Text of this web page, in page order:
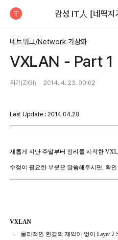
감성 IT人 [네떡지
네트워크/Network 가상화
VXLAN - Part 1
지기(ZIGI) 2014. 4. 23. 00:02
Last Update : 2014.04.28
새롭게 지난 주말부터 정리를 시작한
수정이 필요한 부분은 말씀해주시면, 확
VXLAN
물리적인 환경의 제약이 없이 Layer 2